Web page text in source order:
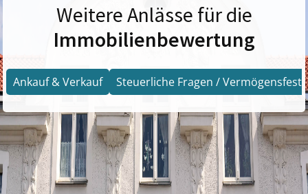
Weitere Anlässe für die
Immobilienbewertung
Ankauf & Verkauf Steuerliche Fragen /